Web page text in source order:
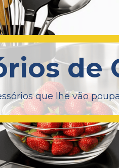
de
que lhe vão